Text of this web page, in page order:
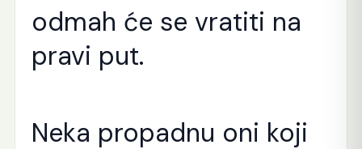
odmah će se vratiti na
pravi put.
Neka propadnu oni koji